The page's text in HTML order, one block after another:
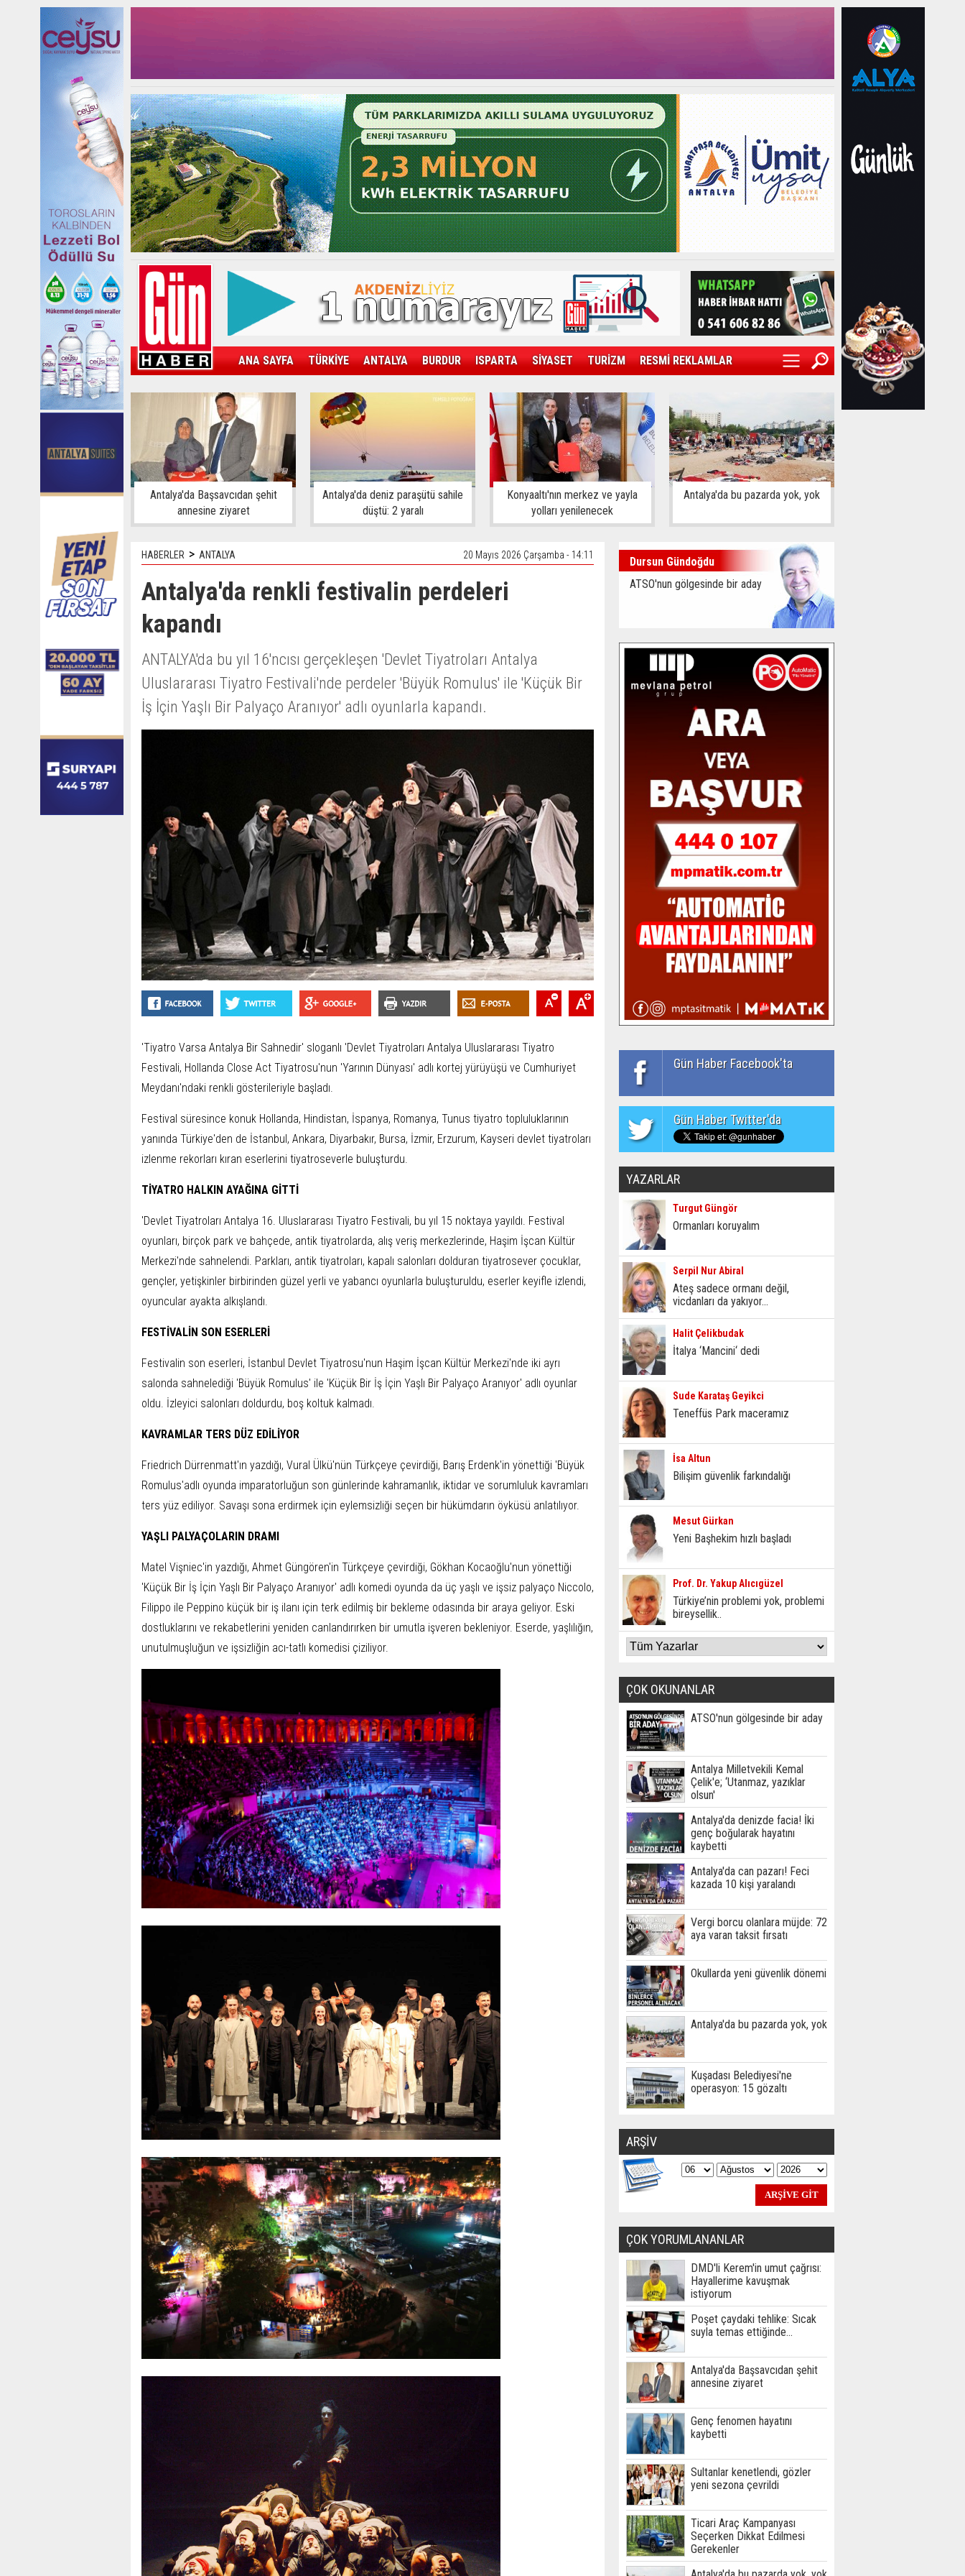
ANA SAYFA TÜRKİYE ANTALYA BURDUR ISPARTA SİYASET TURİZM RESMİ REKLAMLAR
KAMPÜS SPOR GÜN'ÜN ÜRÜNÜ SAĞLIK EKONOMİ DÜNYA
Antalya'da Başsavcıdan şehit
annesine ziyaret
Antalya'da deniz paraşütü sahile
düştü: 2 yaralı
Konyaaltı'nın merkez ve yayla
yolları yenilenecek
Antalya'da bu pazarda yok, yok
HABERLER > ANTALYA 20 Mayıs 2026 Çarşamba - 14:11
Antalya'da renkli festivalin perdeleri
kapandı
ANTALYA'da bu yıl 16'ncısı gerçekleşen 'Devlet Tiyatroları Antalya
Uluslararası Tiyatro Festivali'nde perdeler 'Büyük Romulus' ile 'Küçük Bir
İş İçin Yaşlı Bir Palyaço Aranıyor' adlı oyunlarla kapandı.
'Tiyatro Varsa Antalya Bir Sahnedir' sloganlı 'Devlet Tiyatroları Antalya Uluslararası Tiyatro
Festivali, Hollanda Close Act Tiyatrosu'nun 'Yarının Dünyası' adlı kortej yürüyüşü ve Cumhuriyet
Meydanı'ndaki renkli gösterileriyle başladı.
Festival süresince konuk Hollanda, Hindistan, İspanya, Romanya, Tunus tiyatro topluluklarının
yanında Türkiye'den de İstanbul, Ankara, Diyarbakır, Bursa, İzmir, Erzurum, Kayseri devlet tiyatroları
izlenme rekorları kıran eserlerini tiyatroseverle buluşturdu.
TİYATRO HALKIN AYAĞINA GİTTİ
'Devlet Tiyatroları Antalya 16. Uluslararası Tiyatro Festivali, bu yıl 15 noktaya yayıldı. Festival
oyunları, birçok park ve bahçede, antik tiyatrolarda, alış veriş merkezlerinde, Haşim İşcan Kültür
Merkezi'nde sahnelendi. Parkları, antik tiyatroları, kapalı salonları dolduran tiyatrosever çocuklar,
gençler, yetişkinler birbirinden güzel yerli ve yabancı oyunlarla buluşturuldu, eserler keyifle izlendi,
oyuncular ayakta alkışlandı.
FESTİVALİN SON ESERLERİ
Festivalin son eserleri, İstanbul Devlet Tiyatrosu'nun Haşim İşcan Kültür Merkezi'nde iki ayrı
salonda sahnelediği 'Büyük Romulus' ile 'Küçük Bir İş İçin Yaşlı Bir Palyaço Aranıyor' adlı oyunlar
oldu. İzleyici salonları doldurdu, boş koltuk kalmadı.
KAVRAMLAR TERS DÜZ EDİLİYOR
Friedrich Dürrenmatt'ın yazdığı, Vural Ülkü'nün Türkçeye çevirdiği, Barış Erdenk'in yönettiği 'Büyük
Romulus'adlı oyunda imparatorluğun son günlerinde kahramanlık, iktidar ve sorumluluk kavramları
ters yüz ediliyor. Savaşı sona erdirmek için eylemsizliği seçen bir hükümdarın öyküsü anlatılıyor.
YAŞLI PALYAÇOLARIN DRAMI
Matel Vişniec'in yazdığı, Ahmet Güngören'in Türkçeye çevirdiği, Gökhan Kocaoğlu'nun yönettiği
'Küçük Bir İş İçin Yaşlı Bir Palyaço Aranıyor' adlı komedi oyunda da üç yaşlı ve işsiz palyaço Niccolo,
Filippo ile Peppino küçük bir iş ilanı için terk edilmiş bir bekleme odasında bir araya geliyor. Eski
dostluklarını ve rekabetlerini yeniden canlandırırken bir umutla işveren bekleniyor. Eserde, yaşlılığın,
unutulmuşluğun ve işsizliğin acı-tatlı komedisi çiziliyor.
Dursun Gündoğdu
ATSO'nun gölgesinde bir aday
Gün Haber Facebook'ta
Gün Haber Twitter'da
YAZARLAR
Turgut Güngör
Ormanları koruyalım
Serpil Nur Abiral
Ateş sadece ormanı değil,
vicdanları da yakıyor...
Halit Çelikbudak
İtalya ‘Mancini‘ dedi
Sude Karataş Geyikci
Teneffüs Park maceramız
İsa Altun
Bilişim güvenlik farkındalığı
Mesut Gürkan
Yeni Başhekim hızlı başladı
Prof. Dr. Yakup Alıcıgüzel
Türkiye’nin problemi yok, problemi
bireysellik..
ÇOK OKUNANLAR
ATSO'nun gölgesinde bir aday
Antalya Milletvekili Kemal
Çelik'e; ‘Utanmaz, yazıklar
olsun'
Antalya'da denizde facia! İki
genç boğularak hayatını
kaybetti
Antalya'da can pazarı! Feci
kazada 10 kişi yaralandı
Vergi borcu olanlara müjde: 72
aya varan taksit fırsatı
Okullarda yeni güvenlik dönemi
Antalya'da bu pazarda yok, yok
Kuşadası Belediyesi'ne
operasyon: 15 gözaltı
ARŞİV
ÇOK YORUMLANANLAR
DMD'li Kerem'in umut çağrısı:
Hayallerime kavuşmak
istiyorum
Poşet çaydaki tehlike: Sıcak
suyla temas ettiğinde...
Antalya'da Başsavcıdan şehit
annesine ziyaret
Genç fenomen hayatını
kaybetti
Sultanlar kenetlendi, gözler
yeni sezona çevrildi
Ticari Araç Kampanyası
Seçerken Dikkat Edilmesi
Gerekenler